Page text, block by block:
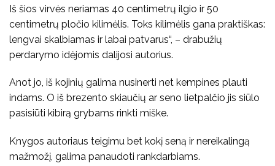
Iš šios virvės neriamas 40 centimetrų ilgio ir 50
centimetrų pločio kilimėlis. Toks kilimėlis gana praktiškas:
lengvai skalbiamas ir labai patvarus“, – drabužių
perdarymo idėjomis dalijosi autorius.
Anot jo, iš kojinių galima nusinerti net kempines plauti
indams. O iš brezento skiaučių ar seno lietpalčio jis siūlo
pasisiūti kibirą grybams rinkti miške.
Knygos autoriaus teigimu bet kokį seną ir nereikalingą
mažmožį, galima panaudoti rankdarbiams.